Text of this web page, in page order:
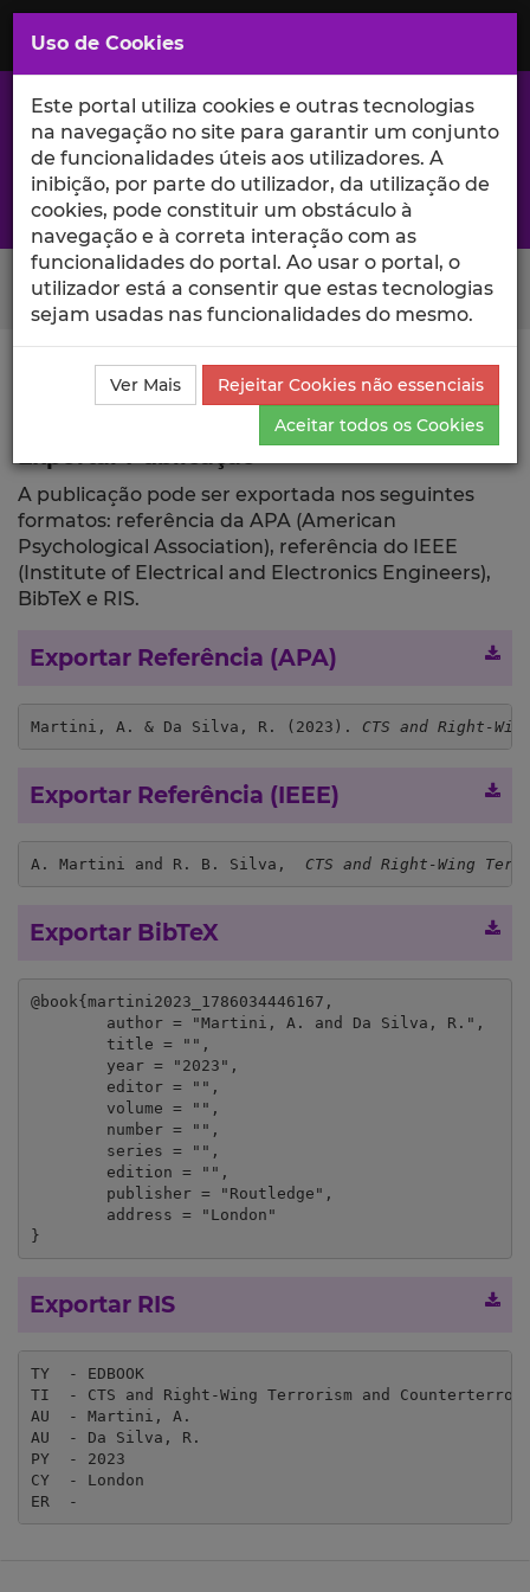
Saltar
para
Conteúdo
Principal
A excelência da investigação e ciência no Iscte
Search Button
Ciência_Iscte Publicações
Descrição Detalhada da
Publicação
Exportar
A publicação pode ser exportada nos seguintes
formatos: referência da APA (American
Psychological Association), referência do IEEE
(Institute of Electrical and Electronics Engineers),
BibTeX e RIS.
Exportar Referência (APA)
Martini, A. & Da Silva, R. (2023). CTS and Right-
Exportar Referência (IEEE)
A. Martini and R. B. Silva, CTS and Right-Wing
Exportar BibTeX
@book{martini2023_1786034446167,
}
Exportar RIS
TY  - EDBOOK
TI  - CTS and Right-Wing Terrorism and
AU  - Martini, A.
AU  - Da Silva, R.
PY  - 2023
CY  - London
ER  -
Uso de Cookies
Este portal utiliza cookies e outras tecnologias
na navegação no site para garantir um conjunto
de funcionalidades úteis aos utilizadores. A
inibição, por parte do utilizador, da utilização de
cookies, pode constituir um obstáculo à
navegação e à correta interação com as
funcionalidades do portal. Ao usar o portal, o
utilizador está a consentir que estas tecnologias
sejam usadas nas funcionalidades do mesmo.
Ver Mais
Rejeitar Cookies não essenciais
Aceitar todos os Cookies